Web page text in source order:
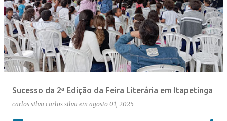
Sucesso da 2ª Edição da Feira Literária em Itapetinga
carlos silva carlos silva em agosto 01, 2025